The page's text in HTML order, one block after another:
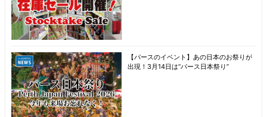
【パースのイベント】あの日本のお祭りが
出現！3月14日は“パース日本祭り”